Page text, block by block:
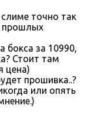
точно так
прошлых
бокса за 10990,
Стоит там
цена)
прошивка..?
или опять